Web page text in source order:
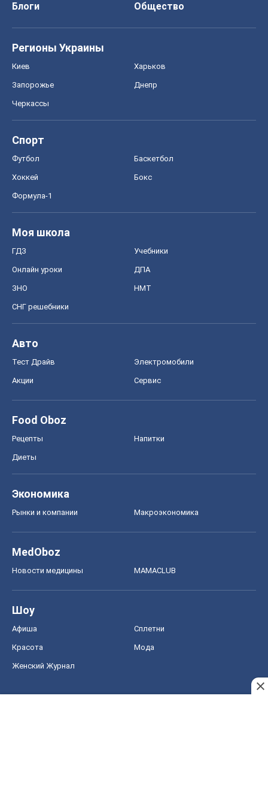
Блоги
Общество
Регионы Украины
Киев Харьков
Запорожье Днепр
Черкассы
Спорт
Футбол Баскетбол
Хоккей Бокс
Формула-1
Моя школа
ГДЗ Учебники
Онлайн уроки ДПА
ЗНО НМТ
СНГ решебники
Авто
Тест Драйв Электромобили
Акции Сервис
Food Oboz
Рецепты Напитки
Диеты
Экономика
Рынки и компании Mакроэкономика
MedOboz
Новости медицины MAMACLUB
Шоу
Афиша Сплетни
Красота Мода
Женский Журнал